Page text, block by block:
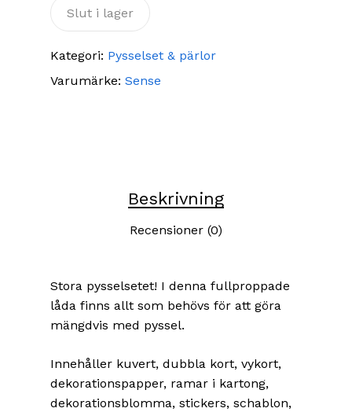
Slut i lager
Kategori: Pysselset & pärlor
Varumärke: Sense
Beskrivning
Recensioner (0)
Stora pysselsetet! I denna fullproppade
låda finns allt som behövs för att göra
mängdvis med pyssel.
Innehåller kuvert, dubbla kort, vykort,
dekorationspapper, ramar i kartong,
dekorationsblomma, stickers, schablon,